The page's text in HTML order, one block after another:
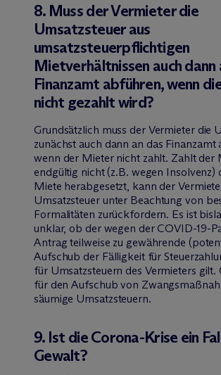
8. Muss der Vermieter die
Umsatzsteuer aus
umsatzsteuerpflichtigen
Mietverhältnissen auch dann
Finanzamt abführen, wenn
nicht gezahlt wird?
Grundsätzlich muss der Vermieter die
zunächst auch dann an das Finanzamt
wenn der Mieter nicht zahlt. Zahlt der
endgültig nicht (z.B. wegen Insolvenz)
Miete herabgesetzt, kann der
Umsatzsteuer unter Beachtung von
Formalitäten zurückfordern. Es ist
unklar, ob der wegen der COVID-19-
Antrag teilweise zu gewährende
Aufschub der Fälligkeit für
für Umsatzsteuern des Vermieters gilt.
für den Aufschub von
säumige Umsatzsteuern.
9. Ist die Corona-Krise ein
Gewalt?